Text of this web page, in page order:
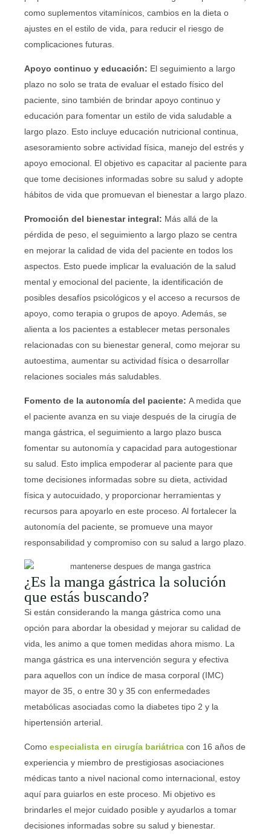
como suplementos vitamínicos, cambios en la dieta o
ajustes en el estilo de vida, para reducir el riesgo de
complicaciones futuras.
Apoyo continuo y educación: El seguimiento a largo
plazo no solo se trata de evaluar el estado físico del
paciente, sino también de brindar apoyo continuo y
educación para fomentar un estilo de vida saludable a
largo plazo. Esto incluye educación nutricional continua,
asesoramiento sobre actividad física, manejo del estrés y
apoyo emocional. El objetivo es capacitar al paciente para
que tome decisiones informadas sobre su salud y adopte
hábitos de vida que promuevan el bienestar a largo plazo.
Promoción del bienestar integral: Más allá de la
pérdida de peso, el seguimiento a largo plazo se centra
en mejorar la calidad de vida del paciente en todos los
aspectos. Esto puede implicar la evaluación de la salud
mental y emocional del paciente, la identificación de
posibles desafíos psicológicos y el acceso a recursos de
apoyo, como terapia o grupos de apoyo. Además, se
alienta a los pacientes a establecer metas personales
relacionadas con su bienestar general, como mejorar su
autoestima, aumentar su actividad física o desarrollar
relaciones sociales más saludables.
Fomento de la autonomía del paciente: A medida que
el paciente avanza en su viaje después de la cirugía de
manga gástrica, el seguimiento a largo plazo busca
fomentar su autonomía y capacidad para autogestionar
su salud. Esto implica empoderar al paciente para que
tome decisiones informadas sobre su dieta, actividad
física y autocuidado, y proporcionar herramientas y
recursos para apoyarlo en este proceso. Al fortalecer la
autonomía del paciente, se promueve una mayor
responsabilidad y compromiso con su salud a largo plazo.
¿Es la manga gástrica la solución
que estás buscando?
Si están considerando la manga gástrica como una
opción para abordar la obesidad y mejorar su calidad de
vida, les animo a que tomen medidas ahora mismo. La
manga gástrica es una intervención segura y efectiva
para aquellos con un índice de masa corporal (IMC)
mayor de 35, o entre 30 y 35 con enfermedades
metabólicas asociadas como la diabetes tipo 2 y la
hipertensión arterial.
Como especialista en cirugía bariátrica con 16 años de
experiencia y miembro de prestigiosas asociaciones
médicas tanto a nivel nacional como internacional, estoy
aquí para guiarlos en este proceso. Mi objetivo es
brindarles el mejor cuidado posible y ayudarlos a tomar
decisiones informadas sobre su salud y bienestar.